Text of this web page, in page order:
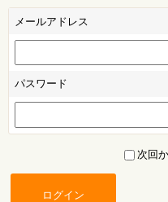
メールアドレス
パスワード
次回
ログイン